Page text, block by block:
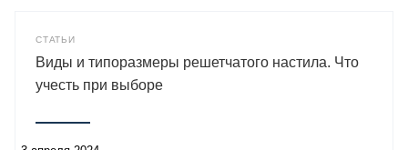
СТАТЬИ
Виды и типоразмеры решетчатого настила. Что
учесть при выборе